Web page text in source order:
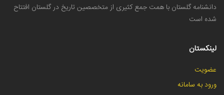
دانشنامه گلستان با همت جمع کثیری از متخصصین تاریخ در گلستان افتتاح
شده است
لینکستان
عضویت
ورود به سامانه